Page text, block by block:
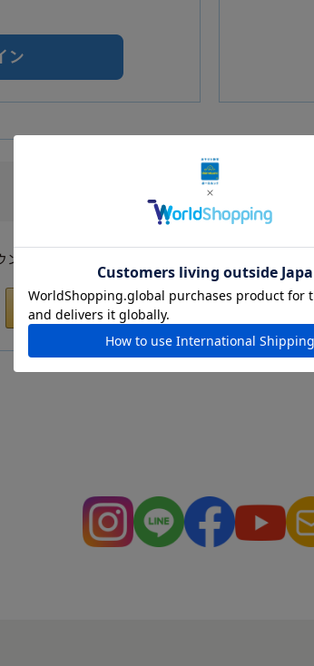
Amazonアカウントをご利用の
トを利用し会員登録されたお客様はAmazonのID・